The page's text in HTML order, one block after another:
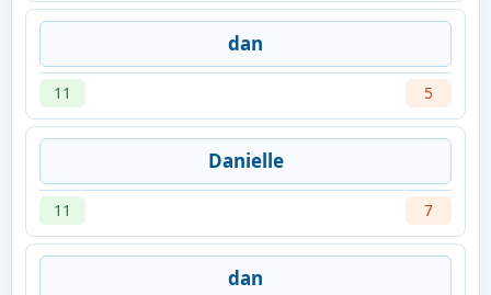
dan
11 5
Danielle
11 7
dan